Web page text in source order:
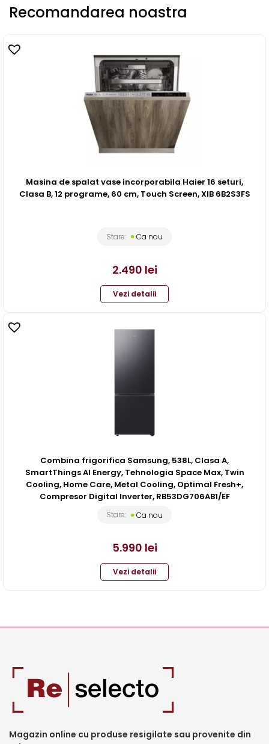
Recomandarea noastra
Masina de spalat vase incorporabila Haier 16 seturi,
Clasa B, 12 programe, 60 cm, Touch Screen, XIB 6B2S3FS
Stare: Ca nou
2.490 lei
Vezi detalii
Combina frigorifica Samsung, 538L, Clasa A,
SmartThings AI Energy, Tehnologia Space Max, Twin
Cooling, Home Care, Metal Cooling, Optimal Fresh+,
Compresor Digital Inverter, RB53DG706AB1/EF
Stare: Ca nou
5.990 lei
Vezi detalii
Magazin online cu produse resigilate sau provenite din